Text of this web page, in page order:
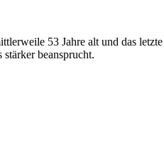
53 Jahre alt und das
beansprucht.